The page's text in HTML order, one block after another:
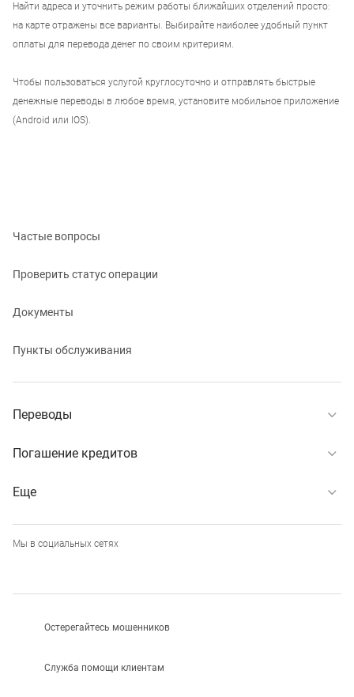
Найти адреса и уточнить режим работы ближайших отделений просто:
на карте отражены все варианты. Выбирайте наиболее удобный пункт
оплаты для перевода денег по своим критериям.
Чтобы пользоваться услугой круглосуточно и отправлять быстрые
денежные переводы в любое время, установите мобильное приложение
(Android или IOS).
Частые вопросы
Проверить статус операции
Документы
Пункты обслуживания
Переводы
Погашение кредитов
Еще
Мы в социальных сетях
Остерегайтесь мошенников
Служба помощи клиентам